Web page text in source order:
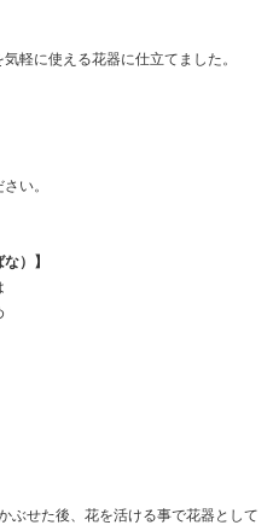
軽に使える花器に仕立てました。
い。
）】
ぶせた後、花を活ける事で花器として